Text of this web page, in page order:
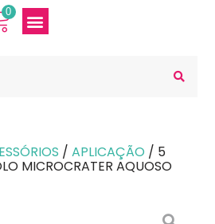
0
/APLICAÇÃO / 5
MICROCRATER AQUOSO